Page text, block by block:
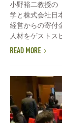
小野裕二教授の
学と株式会社日
経営からの寄付
人材をゲストス
READ MORE